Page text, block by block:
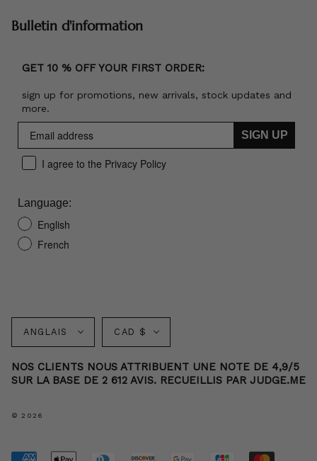
Bulletin d'information
GET 10 % OFF YOUR FIRST ORDER:
sign up for promotions, new arrivals, stock updates and
more.
SIGN UP
I agree to the Privacy Policy
Language:
English
French
Langue
ANGLAIS Monnaie
CAD $
NOS CLIENTS NOUS ATTRIBUENT UNE NOTE DE 4,9/5
SUR LA BASE DE 2 612 AVIS. RECUEILLIS PAR JUDGE.ME
© 2026